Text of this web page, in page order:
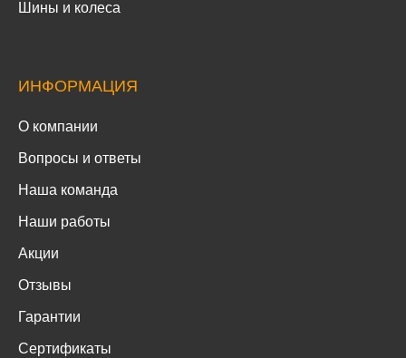
Шины и колеса
ИНФОРМАЦИЯ
О компании
Вопросы и ответы
Наша команда
Наши работы
Акции
Отзывы
Гарантии
Сертификаты